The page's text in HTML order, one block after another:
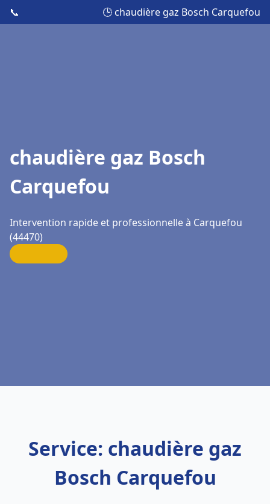
📞 🕒 chaudière gaz Bosch Carquefou
chaudière gaz Bosch
Carquefou
Intervention rapide et professionnelle à Carquefou
(44470)
Service: chaudière gaz
Bosch Carquefou